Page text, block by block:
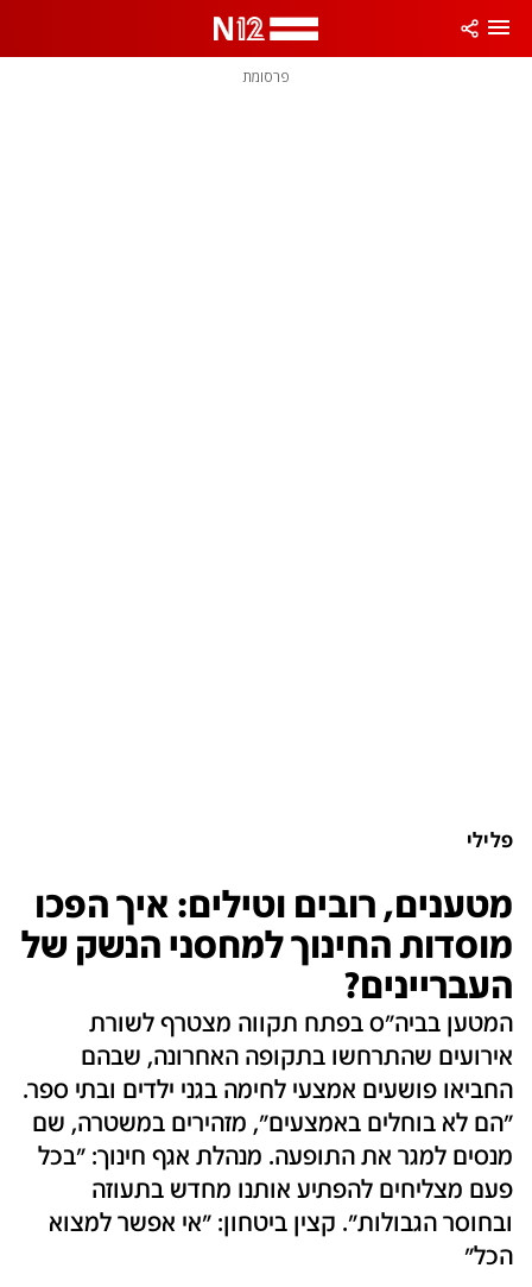
פרסומת
פלילי
מטענים, רובים וטילים: איך הפכו
מוסדות החינוך למחסני הנשק של
העבריינים?
המטען בביה"ס בפתח תקווה מצטרף לשורת
אירועים שהתרחשו בתקופה האחרונה, שבהם
החביאו פושעים אמצעי לחימה בגני ילדים ובתי ספר.
"הם לא בוחלים באמצעים", מזהירים במשטרה, שם
מנסים למגר את התופעה. מנהלת אגף חינוך: "בכל
פעם מצליחים להפתיע אותנו מחדש בתעוזה
ובחוסר הגבולות". קצין ביטחון: "אי אפשר למצוא
הכל"